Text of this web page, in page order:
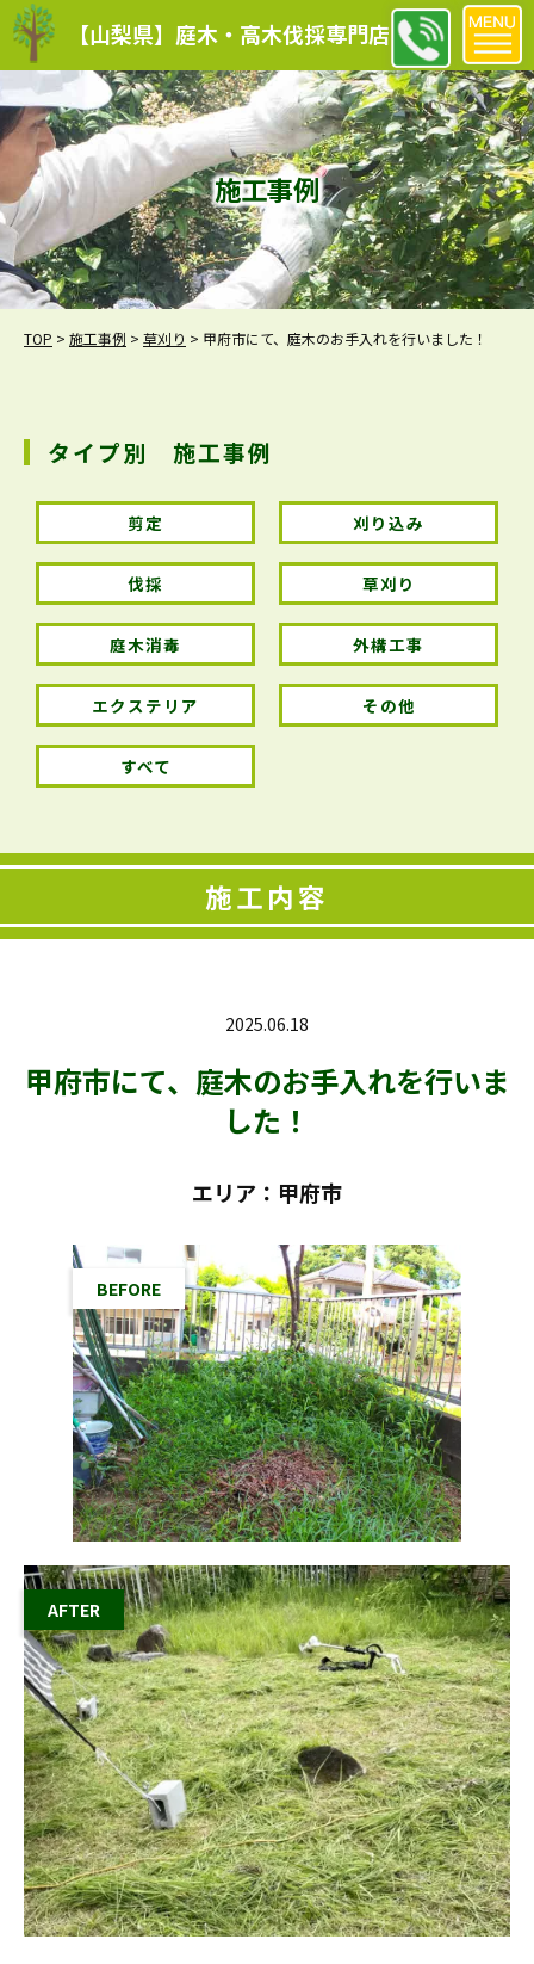
【山梨県】庭木・高木伐採専門店
施工事例
TOP > 施工事例 > 草刈り > 甲府市にて、庭木のお手入れを行いました！
タイプ別 施工事例
剪定 刈り込み
伐採 草刈り
庭木消毒 外構工事
エクステリア その他
すべて
施工内容
2025.06.18
甲府市にて、庭木のお手入れを行いま
した！
エリア：甲府市